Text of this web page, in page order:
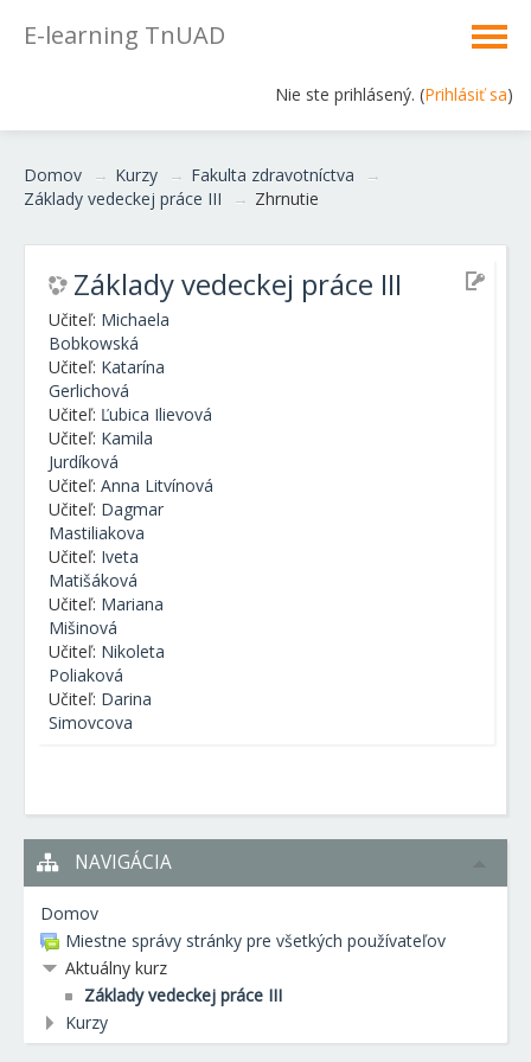
E-learning TnUAD
Nie ste prihlásený. (Prihlásiť sa)
Domov → Kurzy → Fakulta zdravotníctva
→
Základy vedeckej práce III
→ Zhrnutie
Základy vedeckej práce III
Učiteľ: Michaela
Bobkowská
Učiteľ: Katarína
Gerlichová
Učiteľ: Ľubica Ilievová
Učiteľ: Kamila
Jurdíková
Učiteľ: Anna Litvínová
Učiteľ: Dagmar
Mastiliakova
Učiteľ: Iveta
Matišáková
Učiteľ: Mariana
Mišinová
Učiteľ: Nikoleta
Poliaková
Učiteľ: Darina
Simovcova
NAVIGÁCIA
Domov
Miestne správy stránky pre všetkých používateľov
Aktuálny kurz
Základy vedeckej práce III
Kurzy